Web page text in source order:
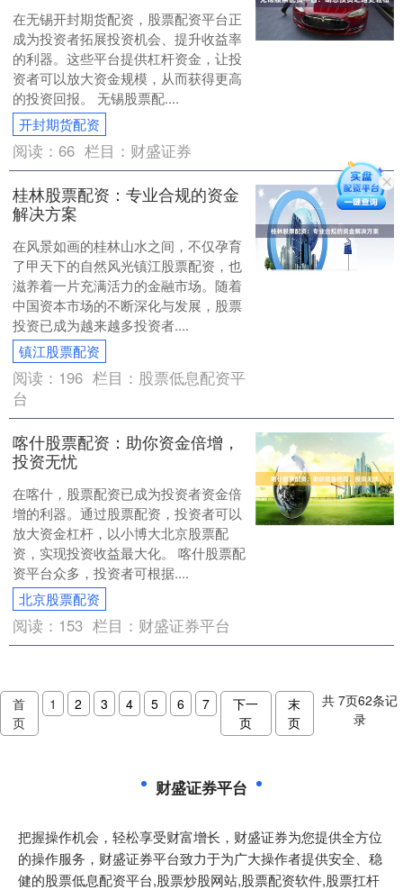
在无锡开封期货配资，股票配资平台正
成为投资者拓展投资机会、提升收益率
的利器。这些平台提供杠杆资金，让投
资者可以放大资金规模，从而获得更高
的投资回报。 无锡股票配....
开封期货配资
阅读：66 栏目： 财盛证券
桂林股票配资：专业合规的资金
解决方案
在风景如画的桂林山水之间，不仅孕育
了甲天下的自然风光镇江股票配资，也
滋养着一片充满活力的金融市场。随着
中国资本市场的不断深化与发展，股票
投资已成为越来越多投资者....
镇江股票配资
阅读： 196 栏目： 股票低息配资平
台
喀什股票配资：助你资金倍增，
投资无忧
在喀什，股票配资已成为投资者资金倍
增的利器。通过股票配资，投资者可以
放大资金杠杆，以小博大北京股票配
资，实现投资收益最大化。 喀什股票配
资平台众多，投资者可根据....
北京股票配资
阅读： 153 栏目： 财盛证券平台
首
页
1 2 3 4 5 6 7
下一
页
末
页
共7页62条记
录
财盛证券平台
把握操作机会，轻松享受财富增长，财盛证券为您提供全方位
的操作服务，财盛证券平台致力于为广大操作者提供安全、稳
健的股票低息配资平台,股票炒股网站,股票配资软件,股票扛杆